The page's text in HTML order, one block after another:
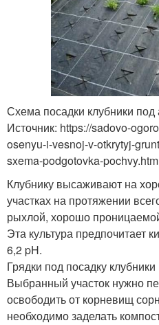
Схема посадки клубники под
Источник: https://sadovo-
osenyu-i-vesnoj-v-otkrytyj-
sxema-podgotovka-
Клубнику высаживают на
участках на протяжении
рыхлой, хорошо
Эта культура предпочитает
6,2 pH.
Грядки под посадку
Выбранный участок нужно
освободить от корневищ
необходимо заделать